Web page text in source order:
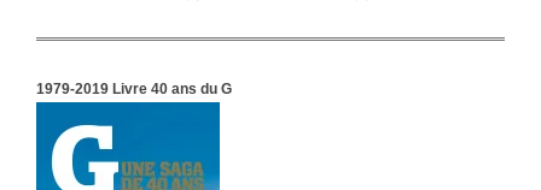
1979-2019 Livre 40 ans du G